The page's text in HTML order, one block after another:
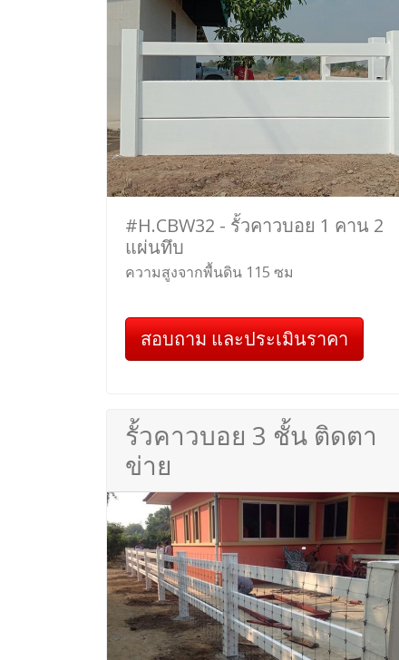
#H.CBW32 - รั้วคาวบอย 1 คาน 2
แผ่นทึบ
ความสูงจากพื้นดิน 115 ซม
สอบถาม และประเมินราคา
รั้วคาวบอย 3 ชั้น ติดตา
ข่าย